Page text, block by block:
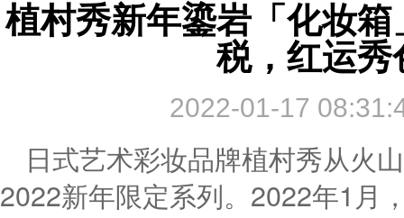
植村秀新年鎏岩「化妆
税，红运秀
2022-01-17
日式艺术彩妆品牌植村秀从火
2022新年限定系列。2022年1月